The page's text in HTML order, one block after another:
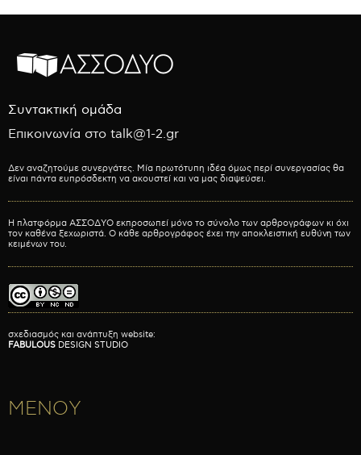
Συντακτική ομάδα
Επικοινωνία στο talk@1-2.gr
Δεν αναζητούμε συνεργάτες. Μία πρωτότυπη ιδέα όμως περί συνεργασίας θα
είναι πάντα ευπρόσδεκτη να ακουστεί και να μας διαψεύσει.
Η πλατφόρμα ΑΣΣΟΔΥΟ εκπροσωπεί μόνο το σύνολο των αρθρογράφων κι όχι
τον καθένα ξεχωριστά. Ο κάθε αρθρογράφος έχει την αποκλειστική ευθύνη των
κειμένων του.
σχεδιασμός και ανάπτυξη website:
FABULOUS DESIGN STUDIO
ΜΕΝΟΥ